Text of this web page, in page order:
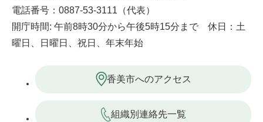
電話番号：0887-53-3111（代表）
開庁時間: 午前8時30分から午後5時15分まで 休日：土
曜日、日曜日、祝日、年末年始
香美市へのアクセス
組織別連絡先一覧